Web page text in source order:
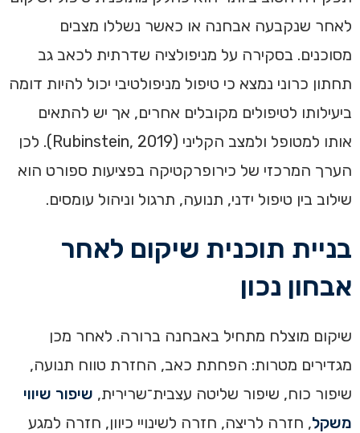
לאחר שנקבעה אבחנה או כאשר נשללו מצבים
מסוכנים. בסקירה על מניפולציה שדרתית לכאב גב
תחתון כרוני נמצא כי טיפול מניפולטיבי יכול להיות דומה
ביעילותו לטיפולים מקובלים אחרים, אך יש להתאים
אותו למטופל ולמצב הקליני (Rubinstein, 2019). לכן
הערך המרכזי של כירופרקטיקה בפציעות ספורט הוא
שילוב בין טיפול ידני, תנועה, תרגול וניהול עומסים.
בניית תוכנית שיקום לאחר
אבחון נכון
שיקום מוצלח מתחיל באבחנה ברורה. לאחר מכן
מגדירים מטרות: הפחתת כאב, החזרת טווח תנועה,
שיפור כוח, שיפור שליטה עצבית־שרירית, שיפור שיווי
משקל, חזרה לריצה, חזרה לשינויי כיוון, חזרה למגע